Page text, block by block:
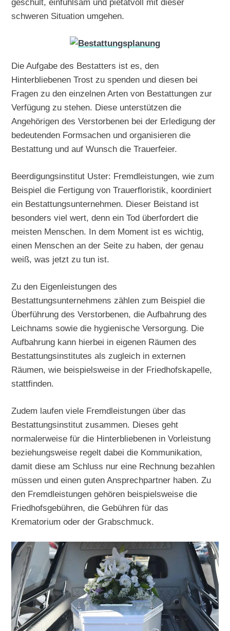
schweren Situation umgehen.
Die Aufgabe des Bestatters ist es, den
Hinterbliebenen Trost zu spenden und diesen bei
Fragen zu den einzelnen Arten von Bestattungen zur
Verfügung zu stehen. Diese unterstützen die
Angehörigen des Verstorbenen bei der Erledigung der
bedeutenden Formsachen und organisieren die
Bestattung und auf Wunsch die Trauerfeier.
Beerdigungsinstitut Uster: Fremdleistungen, wie zum
Beispiel die Fertigung von Trauerfloristik, koordiniert
ein Bestattungsunternehmen. Dieser Beistand ist
besonders viel wert, denn ein Tod überfordert die
meisten Menschen. In dem Moment ist es wichtig,
einen Menschen an der Seite zu haben, der genau
weiß, was jetzt zu tun ist.
Zu den Eigenleistungen des
Bestattungsunternehmens zählen zum Beispiel die
Überführung des Verstorbenen, die Aufbahrung des
Leichnams sowie die hygienische Versorgung. Die
Aufbahrung kann hierbei in eigenen Räumen des
Bestattungsinstitutes als zugleich in externen
Räumen, wie beispielsweise in der Friedhofskapelle,
stattfinden.
Zudem laufen viele Fremdleistungen über das
Bestattungsinstitut zusammen. Dieses geht
normalerweise für die Hinterbliebenen in Vorleistung
beziehungsweise regelt dabei die Kommunikation,
damit diese am Schluss nur eine Rechnung bezahlen
müssen und einen guten Ansprechpartner haben. Zu
den Fremdleistungen gehören beispielsweise die
Friedhofsgebühren, die Gebühren für das
Krematorium oder der Grabschmuck.